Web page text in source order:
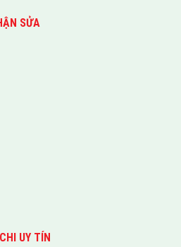
SỬA
UY TÍN